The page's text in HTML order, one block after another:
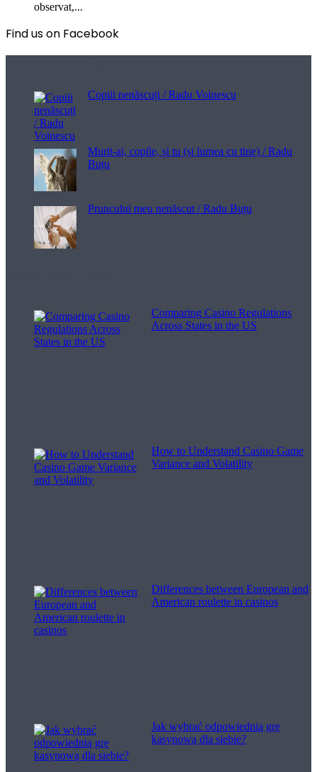
observat,...
Find us on Facebook
Copiii nenăscuți / Radu Voinescu
Murit-ai, copile, și tu (și lumea cu tine) / Radu
Buțu
Pruncului meu nenăscut / Radu Buțu
Comparing Casino Regulations
Across States in the US
How to Understand Casino Game
Variance and Volatility
Differences between European and
American roulette in casinos
Jak wybrać odpowiednią grę
kasynową dla siebie?